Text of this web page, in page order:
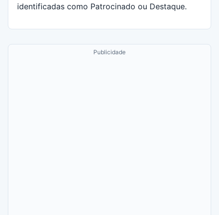
identificadas como Patrocinado ou Destaque.
Publicidade